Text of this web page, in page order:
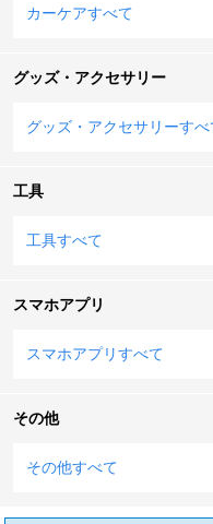
カーケアすべて
グッズ・アクセサリー
グッズ・アクセサリーすべ
工具
工具すべて
スマホアプリ
スマホアプリすべて
その他
その他すべて